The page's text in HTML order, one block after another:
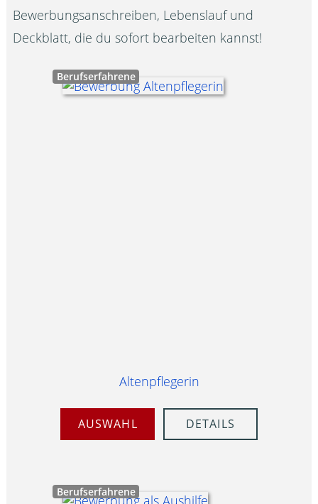
Bewerbungsanschreiben, Lebenslauf und
Deckblatt, die du sofort bearbeiten kannst!
Berufserfahrene
Altenpflegerin
AUSWAHL DETAILS
Berufserfahrene